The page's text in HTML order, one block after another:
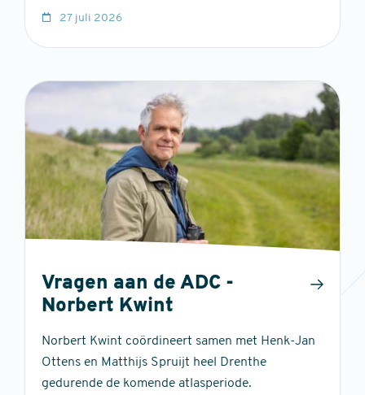
27 juli 2026
Vragen aan de ADC -
Norbert Kwint
Norbert Kwint coördineert samen met Henk-Jan
Ottens en Matthijs Spruijt heel Drenthe
gedurende de komende atlasperiode.